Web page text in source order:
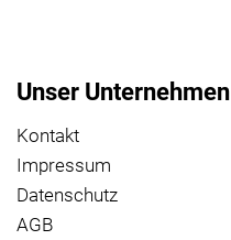
Unser Unternehmen
Kontakt
Impressum
Datenschutz
AGB